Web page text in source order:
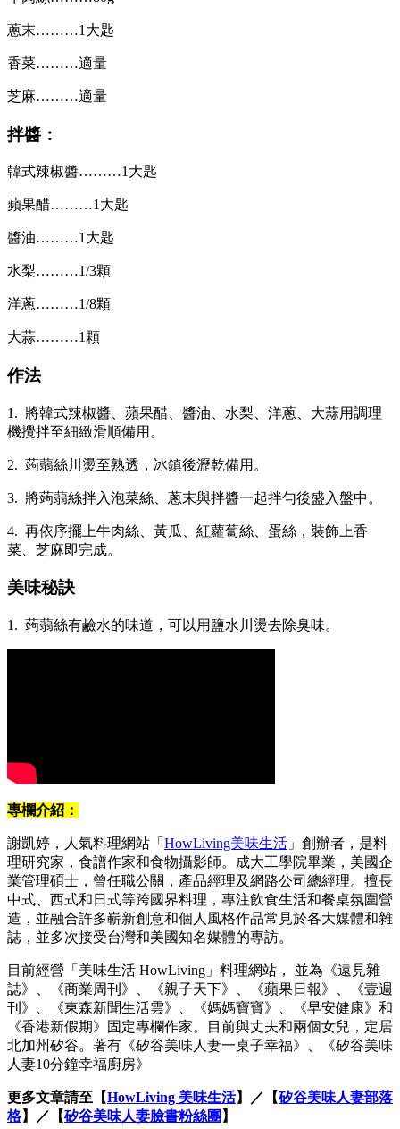
蔥末………1大匙
香菜………適量
芝麻………適量
拌醬：
韓式辣椒醬………1大匙
蘋果醋………1大匙
醬油………1大匙
水梨………1/3顆
洋蔥………1/8顆
大蒜………1顆
作法
1. 將韓式辣椒醬、蘋果醋、醬油、水梨、洋蔥、大蒜用調理
機攪拌至細緻滑順備用。
2. 蒟蒻絲川燙至熟透，冰鎮後瀝乾備用。
3. 將蒟蒻絲拌入泡菜絲、蔥末與拌醬一起拌勻後盛入盤中。
4. 再依序擺上牛肉絲、黃瓜、紅蘿蔔絲、蛋絲，裝飾上香
菜、芝麻即完成。
美味秘訣
1. 蒟蒻絲有鹼水的味道，可以用鹽水川燙去除臭味。
專欄介紹：
謝凱婷，人氣料理網站「 HowLiving美味生活 」創辦者，是料
理研究家，食譜作家和食物攝影師。成大工學院畢業，美國企
業管理碩士，曾任職公關，產品經理及網路公司總經理。擅長
中式、西式和日式等跨國界料理，專注飲食生活和餐桌氛圍營
造，並融合許多嶄新創意和個人風格作品常見於各大媒體和雜
誌，並多次接受台灣和美國知名媒體的專訪。
目前經營「美味生活 HowLiving」料理網站， 並為《遠見雜
誌》、《商業周刊》、《親子天下》、《蘋果日報》、《壹週
刊》、《東森新聞生活雲》、《媽媽寶寶》、《早安健康》和
《香港新假期》固定專欄作家。目前與丈夫和兩個女兒，定居
北加州矽谷。著有《矽谷美味人妻一桌子幸福》、《矽谷美味
人妻10分鐘幸福廚房》
更多文章請至【HowLiving 美味生活】／【矽谷美味人妻部落
格】／【矽谷美味人妻臉書粉絲團 】